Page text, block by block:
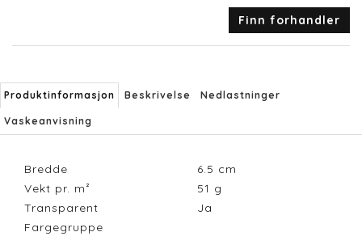
Finn forhandler
Produktinformasjon Beskrivelse Nedlastninger
Vaskeanvisning
Bredde 6.5 cm
Vekt pr. m²
51 g
Transparent
Ja
Fargegruppe